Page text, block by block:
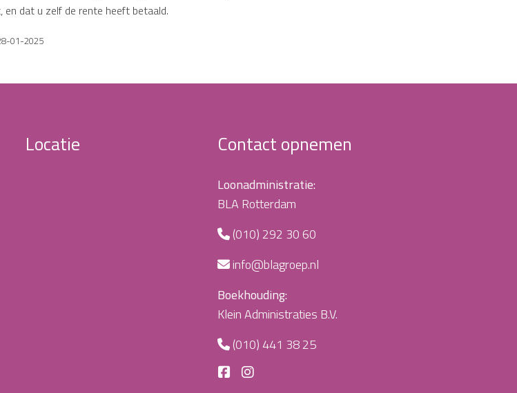
dat u zelf de rente heeft betaald.
01-2025
Locatie Contact opnemen
Loonadministratie:
BLA Rotterdam
(010) 292 30 60
info@blagroep.nl
Boekhouding:
Klein Administraties B.V.
(010) 441 38 25